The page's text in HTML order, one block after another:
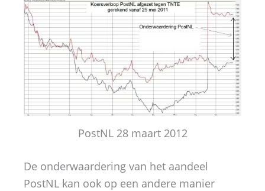
PostNL 28 maart 2012
De onderwaardering van het aandeel
PostNL kan ook op een andere manier